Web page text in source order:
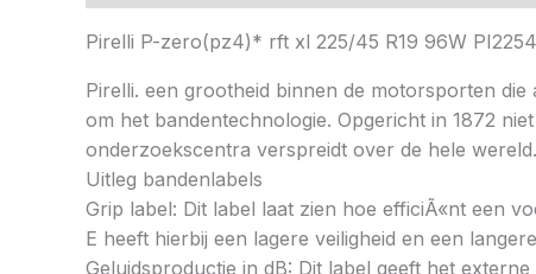
Pirelli P-zero(pz4)* rft xl 225/45 R19 96W
Pirelli. een grootheid binnen de motorsporten
om het bandentechnologie. Opgericht in 1872
onderzoekscentra verspreidt over de hele
Uitleg bandenlabels
Grip label: Dit label laat zien hoe efficiÃ«nt een
E heeft hierbij een lagere veiligheid en een
Geluidsproductie in dB: Dit label geeft het